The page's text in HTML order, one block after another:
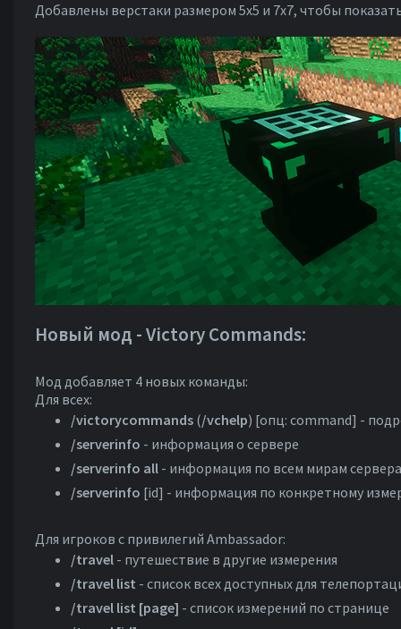
Добавлены верстаки размером 5х5 и 7х7, чтобы
Новый мод - Victory Commands:
Мод добавляет 4 новых команды:
Для всех:
/victorycommands (/vchelp) [опц: command] -
/serverinfo - информация о сервере
/serverinfo all - информация по всем мирам сервера
/serverinfo [id] - информация по конкретному
Для игроков с привилегий Ambassador:
/travel - путешествие в другие измерения
/travel list - список всех доступных для
/travel list [page] - список измерений по странице